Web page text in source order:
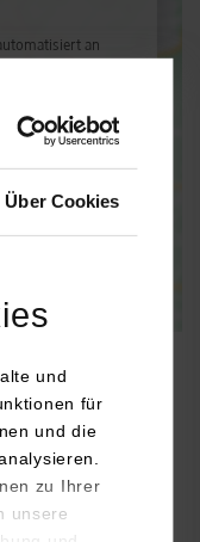
Über Cookies
und
für
und die
zu Ihrer
unsere
an
aktivieren